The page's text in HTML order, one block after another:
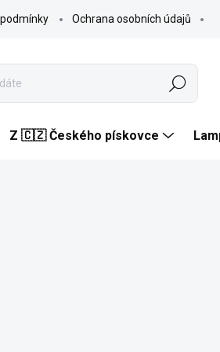
Ochrana osobních údajů
Hledat
Z 🇨🇿 Českého pískovce